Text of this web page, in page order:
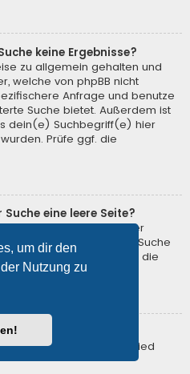
um dir den
Nutzung zu
keine Ergebnisse?
zu allgemein gehalten und
welche von phpBB nicht
Anfrage und benutze
Suche bietet. Außerdem ist
dein(e) Suchbegriff(e) hier
Prüfe ggf. die
eine leere Seite?
somit konnte der
Benutze die erweiterte Suche
ein oder beschränke die
suchen?
auf „Nach einem Mitglied